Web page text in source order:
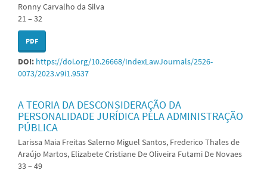
Ronny Carvalho da Silva
21 – 32
PDF
DOI: https://doi.org/10.26668/IndexLawJournals/2526-
0073/2023.v9i1.9537
A TEORIA DA DESCONSIDERAÇÃO DA
PERSONALIDADE JURÍDICA PELA ADMINISTRAÇÃO
PÚBLICA
Larissa Maia Freitas Salerno Miguel Santos, Frederico Thales de
Araújo Martos, Elizabete Cristiane De Oliveira Futami De Novaes
33 – 49